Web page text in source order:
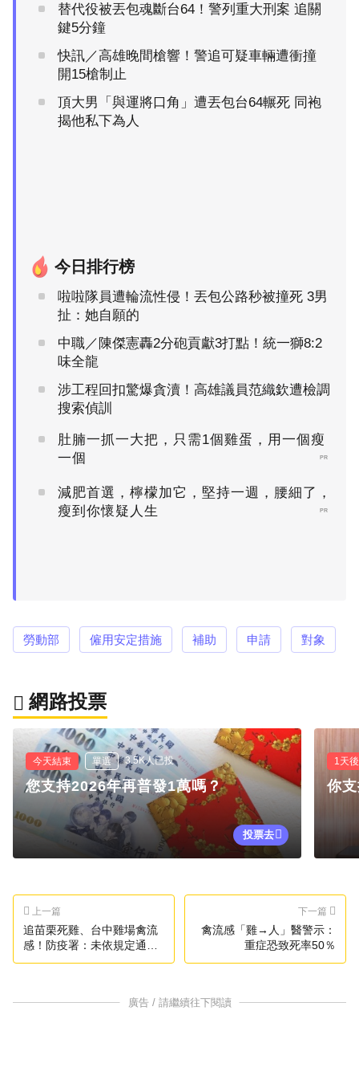
替代役被丟包魂斷台64！警列重大刑案 追關
鍵5分鐘
快訊／高雄晚間槍響！警追可疑車輛遭衝撞
開15槍制止
頂大男「與運將口角」遭丟包台64輾死 同袍
揭他私下為人
今日排行榜
啦啦隊員遭輪流性侵！丟包公路秒被撞死 3男
扯：她自願的
中職／陳傑憲轟2分砲貢獻3打點！統一獅8:2
味全龍
涉工程回扣驚爆貪瀆！高雄議員范織欽遭檢調
搜索偵訓
肚腩一抓一大把，只需1個雞蛋，用一個瘦
一個
PR
減肥首選，檸檬加它，堅持一週，腰細了，
瘦到你懷疑人生
PR
勞動部 僱用安定措施 補助 申請 對象
網路投票
今天結束 單選 3.5K人已投
您支持2026年再普發1萬嗎？
投票去
1天
你
上一篇
追苗栗死雞、台中雞場禽流
感！防疫署：未依規定通報
將法辦
下一篇
禽流感「雞→人」醫警示：
重症恐致死率50％
廣告 / 請繼續往下閱讀